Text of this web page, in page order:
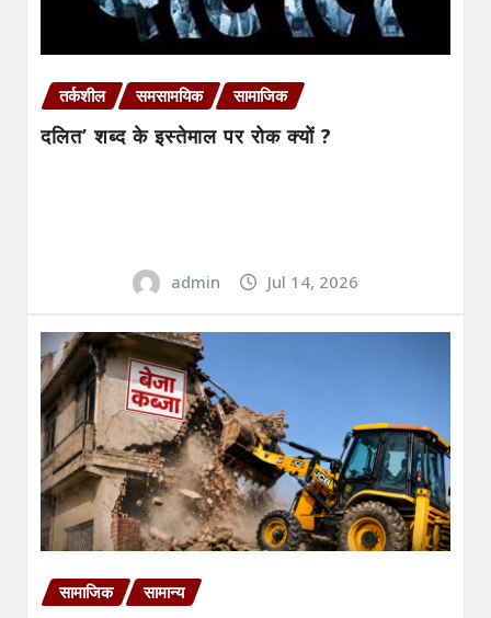
तर्कशील समसामयिक सामाजिक
दलित’ शब्द के इस्तेमाल पर रोक क्यों ?
admin Jul 14, 2026
सामाजिक सामान्य